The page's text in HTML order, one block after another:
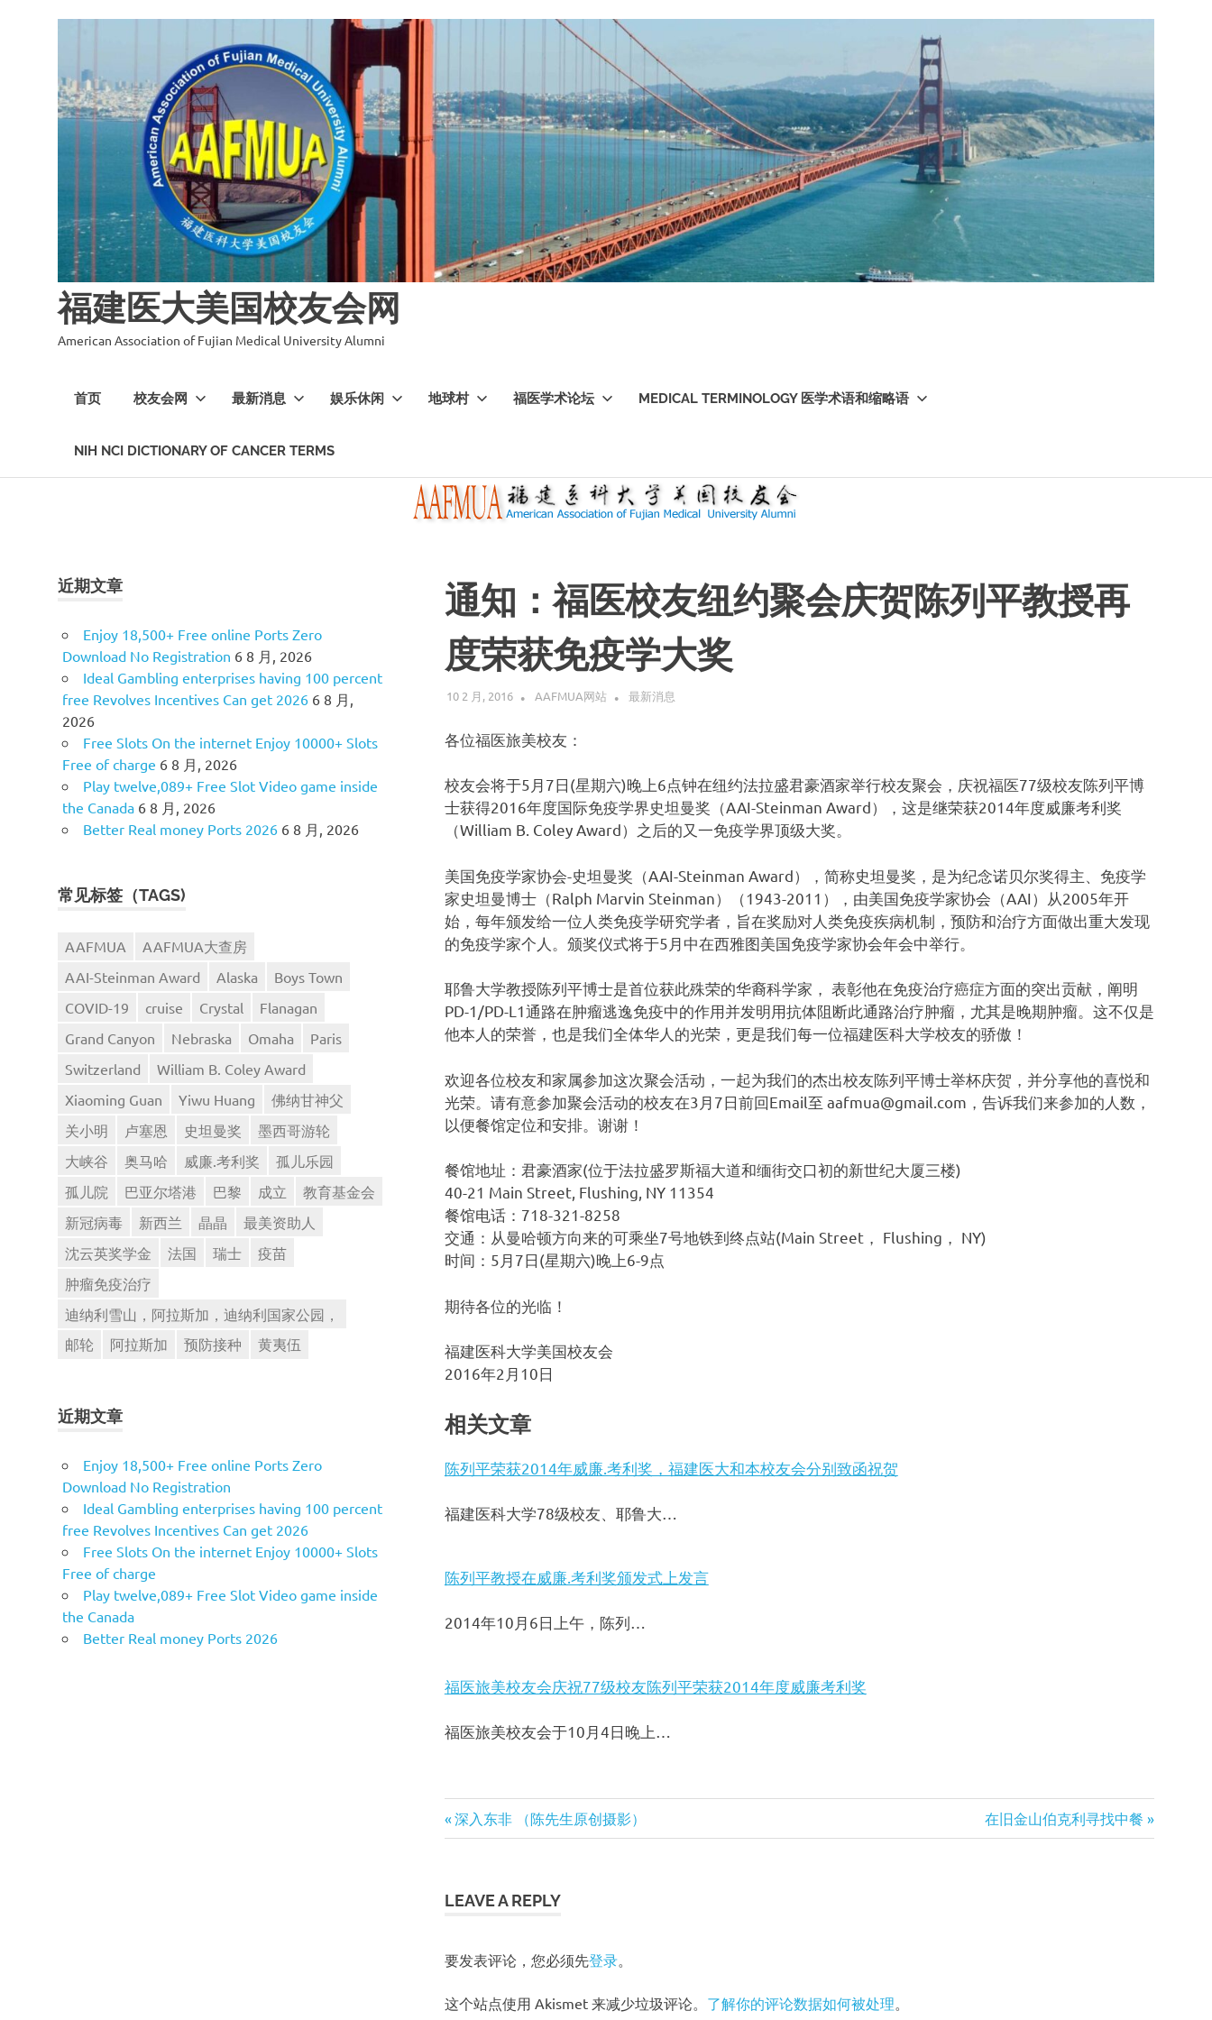
福建医大美国校友会网
American Association of Fujian Medical University Alumni
首页 校友会网 最新消息 娱乐休闲 地球村 福医学术论坛 MEDICAL TERMINOLOGY 医学术语和缩略语
NIH NCI DICTIONARY OF CANCER TERMS
通知：福医校友纽约聚会庆贺陈列平教授再
度荣获免疫学大奖
10 2 月, 2016 AAFMUA网站 最新消息
各位福医旅美校友：
校友会将于5月7日(星期六)晚上6点钟在纽约法拉盛君豪酒家举行校友聚会，庆祝福医77级校友陈列平博
士获得2016年度国际免疫学界史坦曼奖（AAI-Steinman Award），这是继荣获2014年度威廉考利奖
（William B. Coley Award）之后的又一免疫学界顶级大奖。
美国免疫学家协会-史坦曼奖（AAI-Steinman Award），简称史坦曼奖，是为纪念诺贝尔奖得主、免疫学
家史坦曼博士（Ralph Marvin Steinman）（1943-2011），由美国免疫学家协会（AAI）从2005年开
始，每年颁发给一位人类免疫学研究学者，旨在奖励对人类免疫疾病机制，预防和治疗方面做出重大发现
的免疫学家个人。颁奖仪式将于5月中在西雅图美国免疫学家协会年会中举行。
耶鲁大学教授陈列平博士是首位获此殊荣的华裔科学家， 表彰他在免疫治疗癌症方面的突出贡献，阐明
PD-1/PD-L1通路在肿瘤逃逸免疫中的作用并发明用抗体阻断此通路治疗肿瘤，尤其是晚期肿瘤。这不仅是
他本人的荣誉，也是我们全体华人的光荣，更是我们每一位福建医科大学校友的骄傲！
欢迎各位校友和家属参加这次聚会活动，一起为我们的杰出校友陈列平博士举杯庆贺，并分享他的喜悦和
光荣。请有意参加聚会活动的校友在3月7日前回Email至 aafmua@gmail.com，告诉我们来参加的人数，
以便餐馆定位和安排。谢谢！
餐馆地址：君豪酒家(位于法拉盛罗斯福大道和缅街交口初的新世纪大厦三楼)
40-21 Main Street, Flushing, NY 11354
餐馆电话：718-321-8258
交通：从曼哈顿方向来的可乘坐7号地铁到终点站(Main Street， Flushing， NY)
时间：5月7日(星期六)晚上6-9点
期待各位的光临！
福建医科大学美国校友会
2016年2月10日
相关文章
陈列平荣获2014年威廉.考利奖，福建医大和本校友会分别致函祝贺
福建医科大学78级校友、耶鲁大…
陈列平教授在威廉.考利奖颁发式上发言
2014年10月6日上午，陈列…
福医旅美校友会庆祝77级校友陈列平荣获2014年度威廉考利奖
福医旅美校友会于10月4日晚上…
文
航
Previous
Post:
深入东非 （陈先生原创摄影）
Next
Post:
在旧金山伯克利寻找中餐
LEAVE A REPLY
要发表评论，您必须先登录。
这个站点使用 Akismet 来减少垃圾评论。 了解你的评论数据如何被处理
近期文章
Enjoy 18,500+ Free online Ports Zero
Download No Registration 6 8 月, 2026
Ideal Gambling enterprises having 100 percent
free Revolves Incentives Can get 2026 6 8 月,
2026
Free Slots On the internet Enjoy 10000+ Slots
Free of charge 6 8 月, 2026
Play twelve,089+ Free Slot Video game inside
the Canada 6 8 月, 2026
Better Real money Ports 2026 6 8 月, 2026
常见标签（TAGS)
AAFMUA
AAFMUA大查房
AAI-Steinman Award
Alaska
Boys Town
COVID-19
cruise Crystal
Flanagan
Grand Canyon
Nebraska Omaha
Paris
Switzerland
William B. Coley Award
Xiaoming Guan
Yiwu Huang
佛纳甘神父
关小明
卢塞恩 史坦曼奖
墨西哥游轮
大峡谷
奥马哈 威廉.考利奖
孤儿乐园
孤儿院
巴亚尔塔港 巴黎 成立
教育基金会
新冠病毒
新西兰 晶晶
最美资助人
沈云英奖学金
法国 瑞士
疫苗
肿瘤免疫治疗
迪纳利雪山，阿拉斯加，迪纳利国家公园，
邮轮
阿拉斯加 预防接种 黄夷伍
近期文章
Enjoy 18,500+ Free online Ports Zero
Download No Registration
Ideal Gambling enterprises having 100 percent
free Revolves Incentives Can get 2026
Free Slots On the internet Enjoy 10000+ Slots
Free of charge
Play twelve,089+ Free Slot Video game inside
the Canada
Better Real money Ports 2026